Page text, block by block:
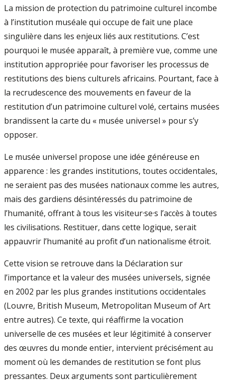
La mission de protection du patrimoine culturel incombe
à l’institution muséale qui occupe de fait une place
singulière dans les enjeux liés aux restitutions. C’est
pourquoi le musée apparaît, à première vue, comme une
institution appropriée pour favoriser les processus de
restitutions des biens culturels africains. Pourtant, face à
la recrudescence des mouvements en faveur de la
restitution d’un patrimoine culturel volé, certains musées
brandissent la carte du « musée universel » pour s’y
opposer.
Le musée universel propose une idée généreuse en
apparence : les grandes institutions, toutes occidentales,
ne seraient pas des musées nationaux comme les autres,
mais des gardiens désintéressés du patrimoine de
l’humanité, offrant à tous les visiteur·se·s l’accès à toutes
les civilisations. Restituer, dans cette logique, serait
appauvrir l’humanité au profit d’un nationalisme étroit.
Cette vision se retrouve dans la Déclaration sur
l’importance et la valeur des musées universels, signée
en 2002 par les plus grandes institutions occidentales
(Louvre, British Museum, Metropolitan Museum of Art
entre autres). Ce texte, qui réaffirme la vocation
universelle de ces musées et leur légitimité à conserver
des œuvres du monde entier, intervient précisément au
moment où les demandes de restitution se font plus
pressantes. Deux arguments sont particulièrement